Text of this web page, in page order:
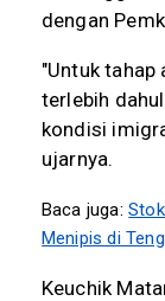
dengan
"Untuk tahap
terlebih
kondisi
ujarnya.
Baca juga:
Menipis di
Keuchik